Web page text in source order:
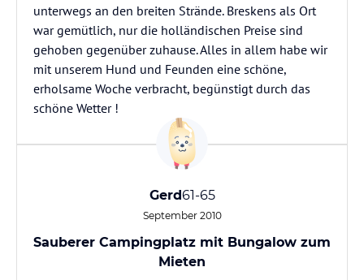
unterwegs an den breiten Strände. Breskens als Ort
war gemütlich, nur die holländischen Preise sind
gehoben gegenüber zuhause. Alles in allem habe wir
mit unserem Hund und Feunden eine schöne,
erholsame Woche verbracht, begünstigt durch das
schöne Wetter !
Gerd61-65
September 2010
Sauberer Campingplatz mit Bungalow zum
Mieten